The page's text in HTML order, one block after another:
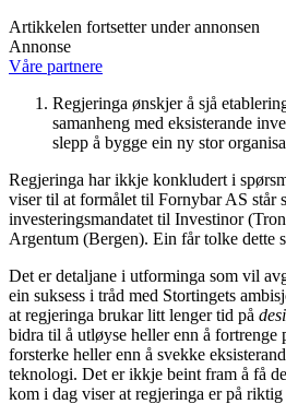
Artikkelen fortsetter under annonsen
Annonse
Våre partnere
Regjeringa ønskjer å sjå
samanheng med eksisterande
slepp å bygge ein ny stor
Regjeringa har ikkje konkludert i
viser til at formålet til Fornybar AS står
investeringsmandatet til Investinor
Argentum (Bergen). Ein får tolke dette
Det er detaljane i utforminga som vil
ein suksess i tråd med Stortingets
at regjeringa brukar litt lenger tid på
bidra til å utløyse heller enn å fortrenge
forsterke heller enn å svekke
teknologi. Det er ikkje beint fram å få
kom i dag viser at regjeringa er på riktig